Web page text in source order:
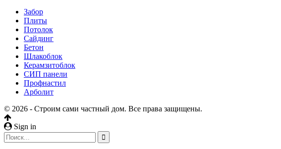
Забор
Плиты
Потолок
Сайдинг
Бетон
Шлакоблок
Керамзитоблок
СИП панели
Профнастил
Арболит
© 2026 - Строим сами частный дом. Все права защищены.
Sign in